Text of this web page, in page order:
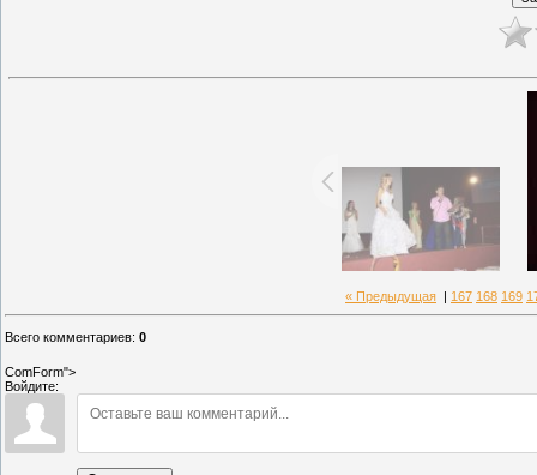
« Предыдущая 167 168 169
Всего комментариев: 0
ComForm">
Войдите: